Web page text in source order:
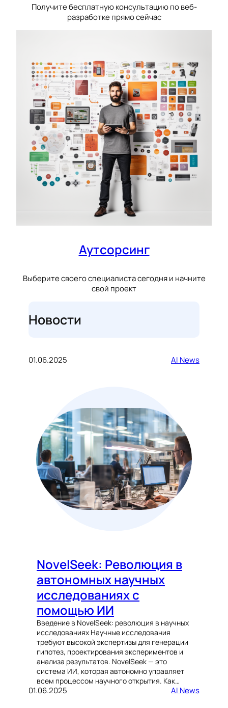
Получите бесплатную консультацию по веб-
разработке прямо сейчас
Аутсорсинг
Выберите своего специалиста сегодня и начните
свой проект
Новости
01.06.2025 AI News
NovelSeek: Революция в
автономных научных
исследованиях с
помощью ИИ
Введение в NovelSeek: революция в научных
исследованиях Научные исследования
требуют высокой экспертизы для генерации
гипотез, проектирования экспериментов и
анализа результатов. NovelSeek — это
система ИИ, которая автономно управляет
всем процессом научного открытия. Как…
01.06.2025 AI News